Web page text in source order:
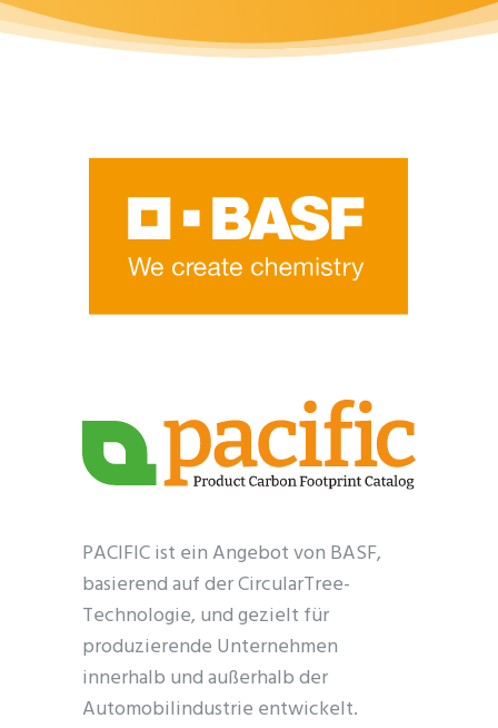
PACIFIC ist ein Angebot von BASF,
basierend auf der CircularTree-
Technologie, und gezielt für
produzierende Unternehmen
innerhalb und außerhalb der
Automobilindustrie entwickelt.